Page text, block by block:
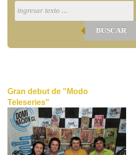
BUSCAR
Gran debut de "Modo
Teleseries"